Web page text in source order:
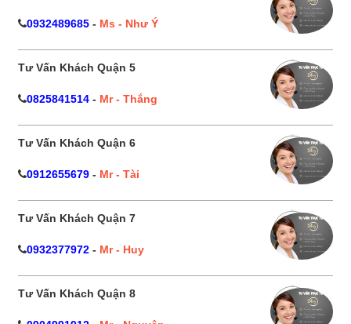
0932489685 - Ms - Như Ý
Tư Vấn Khách Quận 5
0825841514 - Mr - Thắng
Tư Vấn Khách Quận 6
0912655679 - Mr - Tài
Tư Vấn Khách Quận 7
0932377972 - Mr - Huy
Tư Vấn Khách Quận 8